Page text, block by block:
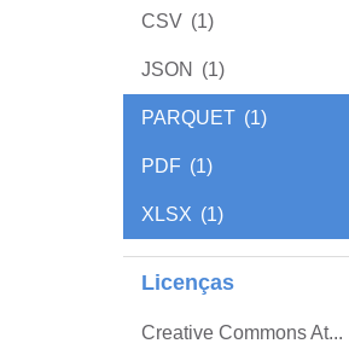
CSV (1)
JSON (1)
PARQUET (1)
PDF (1)
XLSX (1)
Licenças
Creative Commons At...